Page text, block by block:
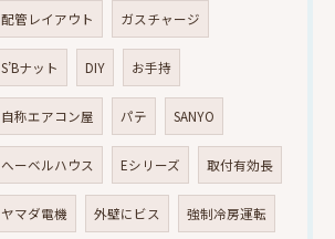
配管レイアウト ガスチャージ
S’Bナット DIY お手持
自称エアコン屋 パテ SANYO
へーベルハウス Eシリーズ 取付有効長
ヤマダ電機 外壁にビス 強制冷房運転